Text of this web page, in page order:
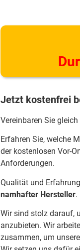
Jetzt kostenfrei
Vereinbaren Sie
Erfahren Sie, welche
der kostenlosen Vor-
Anforderungen.
Qualität und
namhafter Hersteller.
Wir sind stolz darauf,
anzubieten. Wir
zusammen, um